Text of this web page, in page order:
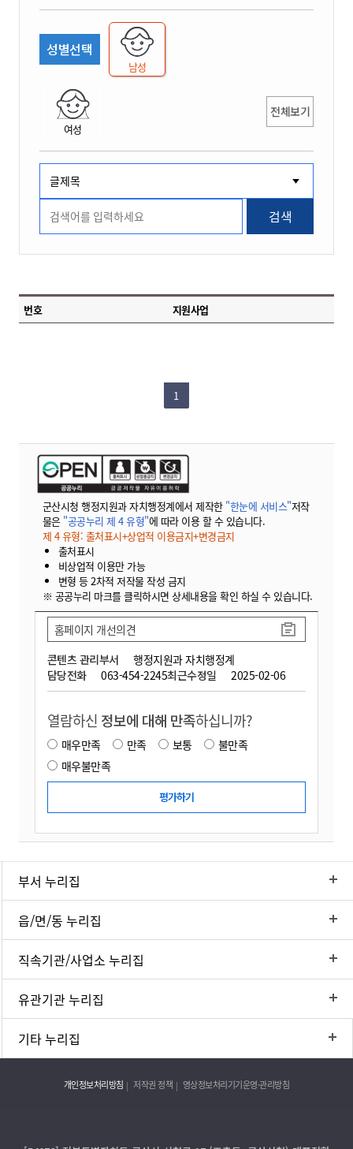
성별선택
남성
여성
전체보기
검색
번호 지원사업
1
군산시청 행정지원과 자치행정계에서 제작한 "한눈에 서비스"저작
물은 "공공누리 제 4 유형"에 따라 이용 할 수 있습니다.
제 4 유형: 출처표시+상업적 이용금지+변경금지
출처표시
비상업적 이용만 가능
변형 등 2차적 저작물 작성 금지
※ 공공누리 마크를 클릭하시면 상세내용을 확인 하실 수 있습니다.
콘텐츠 관리부서
행정지원과 자치행정계
담당전화
063-454-2245최근수정일 2025-02-06
홈페이지 개선의견
열람하신 정보에 대해 만족하십니까?
매우만족 만족 보통
불만족
매우불만족
부서 누리집
읍/면/동 누리집
직속기관/사업소 누리집
유관기관 누리집
기타 누리집
개인정보처리방침 저작권 정책 영상정보처리기기운영·관리방침